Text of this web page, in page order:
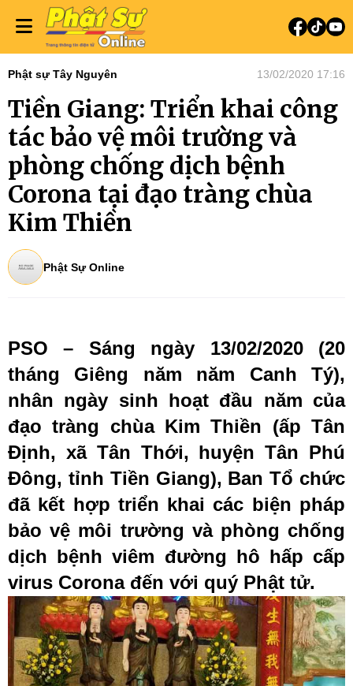
Phật sự Tây Nguyên 13/02/2020 17:16
Tiền Giang: Triển khai công
tác bảo vệ môi trường và
phòng chống dịch bệnh
Corona tại đạo tràng chùa
Kim Thiền
Phật Sự Online
PSO – Sáng ngày 13/02/2020 (20
tháng Giêng năm năm Canh Tý),
nhân ngày sinh hoạt đầu năm của
đạo tràng chùa Kim Thiền (ấp Tân
Định, xã Tân Thới, huyện Tân Phú
Đông, tỉnh Tiền Giang), Ban Tổ chức
đã kết hợp triển khai các biện pháp
bảo vệ môi trường và phòng chống
dịch bệnh viêm đường hô hấp cấp
virus Corona đến với quý Phật tử.